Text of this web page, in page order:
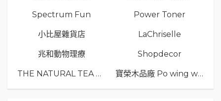
Spectrum Fun Power Toner
小比屋雜貨店 LaChriselle
兆和動物理療 Shopdecor
THE NATURAL TEA Co. 寶榮木品廠 Po wing wood